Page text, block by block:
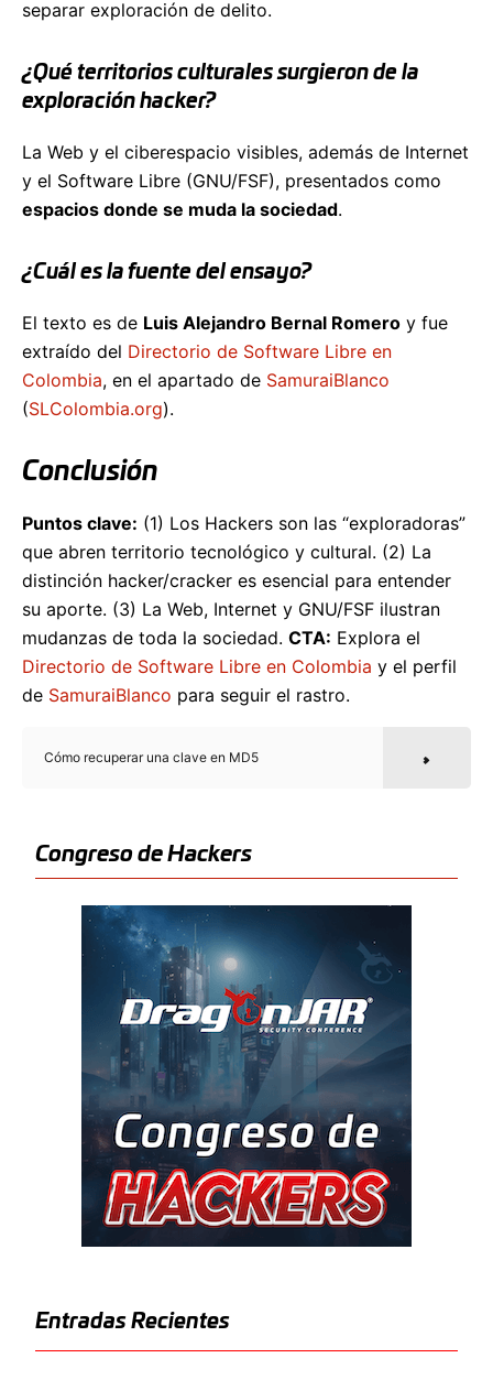
separar exploración de delito.
¿Qué territorios culturales surgieron de la
exploración hacker?
La Web y el ciberespacio visibles, además de Internet
y el Software Libre (GNU/FSF), presentados como
espacios donde se muda la sociedad.
¿Cuál es la fuente del ensayo?
El texto es de Luis Alejandro Bernal Romero y fue
extraído del Directorio de Software Libre en
Colombia, en el apartado de SamuraiBlanco
(SLColombia.org).
Conclusión
Puntos clave: (1) Los Hackers son las “exploradoras”
que abren territorio tecnológico y cultural. (2) La
distinción hacker/cracker es esencial para entender
su aporte. (3) La Web, Internet y GNU/FSF ilustran
mudanzas de toda la sociedad. CTA: Explora el
Directorio de Software Libre en Colombia y el perfil
de SamuraiBlanco para seguir el rastro.
Cómo recuperar una clave en MD5
Congreso de Hackers
Entradas Recientes